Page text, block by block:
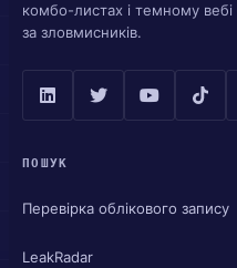
комбо-листах і темному
за зловмисників.
ПОШУК
Перевірка облікового запису
LeakRadar